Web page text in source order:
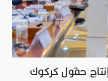
حقول كركوك